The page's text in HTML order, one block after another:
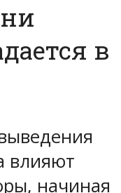
в
влияют
начиная